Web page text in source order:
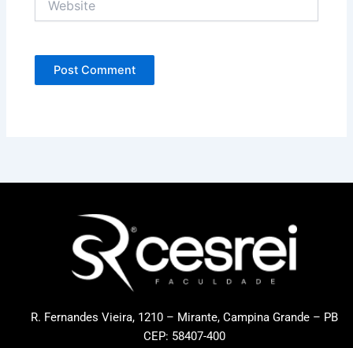
R. Fernandes Vieira, 1210 – Mirante, Campina Grande – PB
CEP: 58407-400